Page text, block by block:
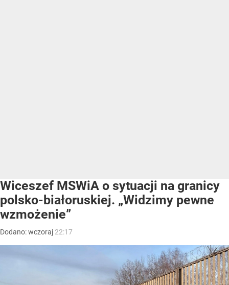
Wiceszef MSWiA o sytuacji na granicy
polsko-białoruskiej. „Widzimy pewne
wzmożenie”
Dodano:wczoraj 22:17